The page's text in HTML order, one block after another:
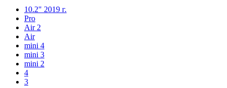
10.2" 2019 г.
Pro
Air 2
Air
mini 4
mini 3
mini 2
4
3